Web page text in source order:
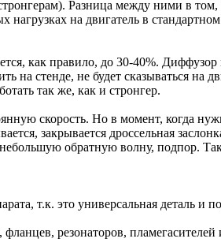
Разница между ними в
нагрузках на двигатель в
как правило, до 30-40%.
на стенде, не будет сказываться
так же, как и стронгер.
скорость. Но в момент, когда
закрывается дроссельная
обратную волну, подпор.
т.к. это универсальная деталь и
резонаторов,